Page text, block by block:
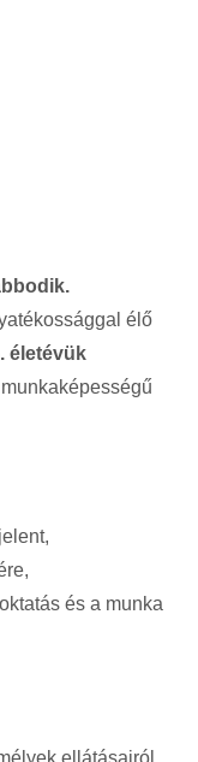
élő
életévük
jelent,
és a munka